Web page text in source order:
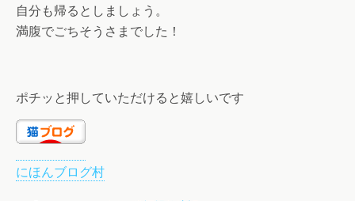
自分も帰るとしましょう。
満腹でごちそうさまでした！
ポチッと押していただけると嬉しいです
にほんブログ村